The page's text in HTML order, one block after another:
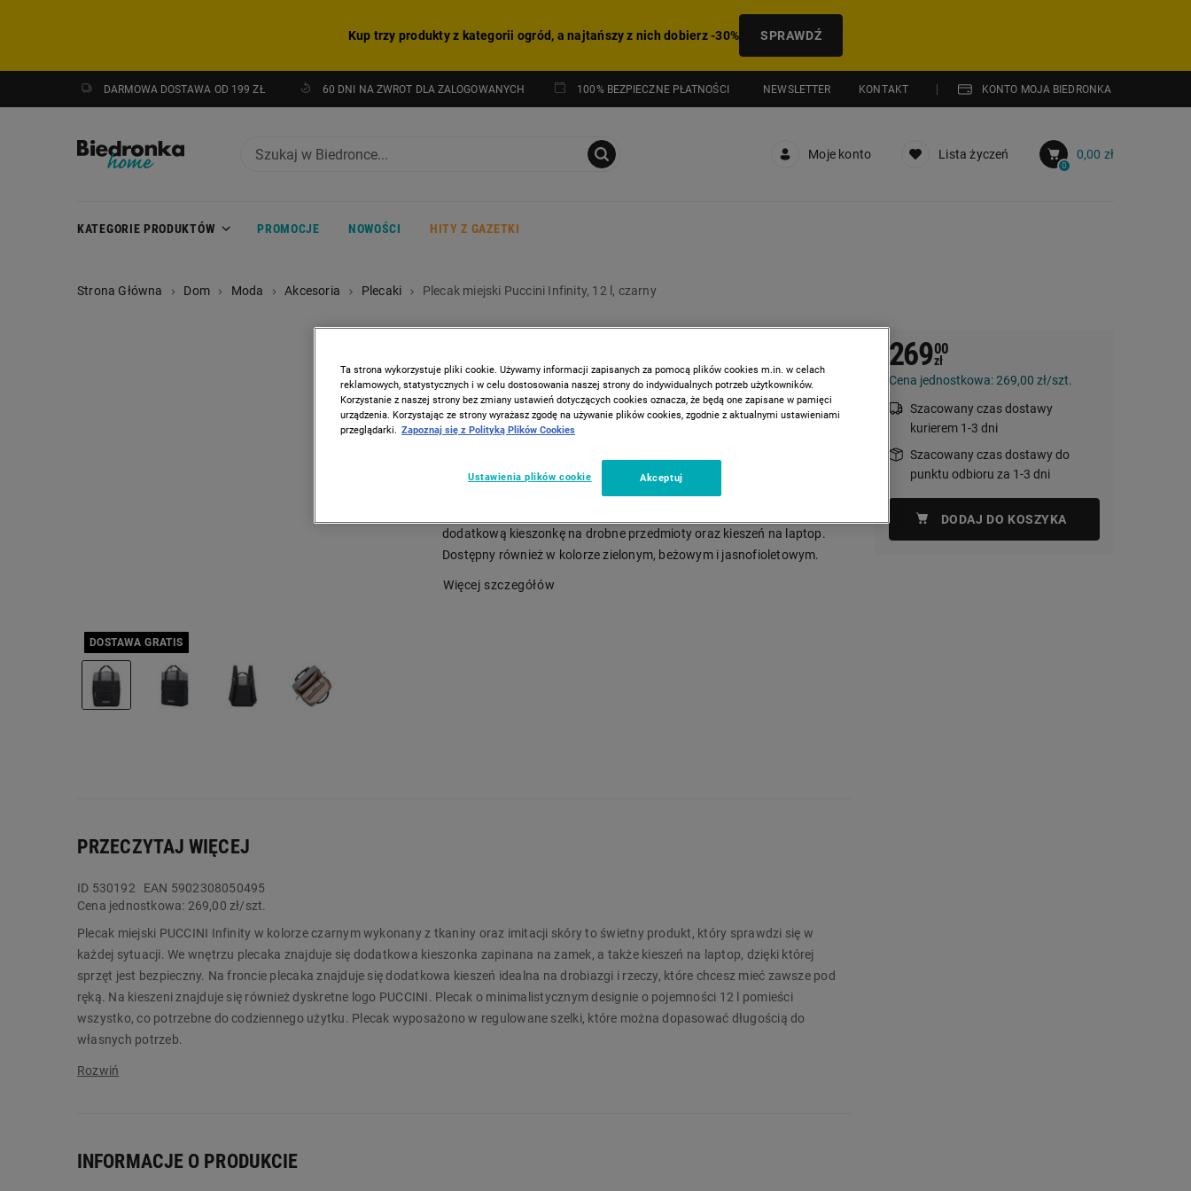
Kup trzy produkty z kategorii ogród, a najtańszy z nich dobierz -30% SPRAWDŹ
DARMOWA DOSTAWA OD 199 ZŁ 60 DNI NA ZWROT DLA ZALOGOWANYCH 100% BEZPIECZNE PŁATNOŚCI NEWSLETTER KONTAKT KONTO MOJA BIEDRONKA
Moje konto Lista życzeń
0
0,00 zł
KATEGORIE PRODUKTÓW PROMOCJE NOWOŚCI HITY Z GAZETKI
Strona Główna Dom Moda Akcesoria Plecaki Plecak miejski Puccini Infinity, 12 l, czarny
DOSTAWA GRATIS
Plecak miejski Puccini Infinity,
12 l, czarny
sprawdzi się zarówno na wyprawę w góry, jak i do użytku codziennego.
dodatkową kieszonkę na drobne przedmioty oraz kieszeń na laptop.
Dostępny również w kolorze zielonym, beżowym i jasnofioletowym.
Więcej szczegółów
26900
zł
Cena jednostkowa:269,00 zł/szt.
Szacowany czas dostawy
kurierem 1-3 dni
Szacowany czas dostawy do
punktu odbioru za 1-3 dni
DODAJ DO KOSZYKA
PRZECZYTAJ WIĘCEJ
ID 530192
EAN 5902308050495
Cena jednostkowa: 269,00 zł/szt.
Plecak miejski PUCCINI Infinity w kolorze czarnym wykonany z tkaniny oraz imitacji skóry to świetny produkt, który sprawdzi się w
każdej sytuacji. We wnętrzu plecaka znajduje się dodatkowa kieszonka zapinana na zamek, a także kieszeń na laptop, dzięki której
sprzęt jest bezpieczny. Na froncie plecaka znajduje się dodatkowa kieszeń idealna na drobiazgi i rzeczy, które chcesz mieć zawsze pod
ręką. Na kieszeni znajduje się również dyskretne logo PUCCINI. Plecak o minimalistycznym designie o pojemności 12 l pomieści
wszystko, co potrzebne do codziennego użytku. Plecak wyposażono w regulowane szelki, które można dopasować długością do
własnych potrzeb.
Plecak PUCCINI Infinity w kolorze czarnym zachwyca licznymi udogodnieniami i wysoką jakością wykonania. Zamów produkt już dziś na
regulowane szelki
INFORMACJE O PRODUKCIE
Ta strona wykorzystuje pliki cookie. Używamy informacji zapisanych za pomocą plików cookies m.in. w celach
reklamowych, statystycznych i w celu dostosowania naszej strony do indywidualnych potrzeb użytkowników.
Korzystanie z naszej strony bez zmiany ustawień dotyczących cookies oznacza, że będą one zapisane w pamięci
urządzenia. Korzystając ze strony wyrażasz zgodę na używanie plików cookies, zgodnie z aktualnymi ustawieniami
przeglądarki.
Zapoznaj się z Polityką Plików Cookies
Ustawienia plików cookie Akceptuj